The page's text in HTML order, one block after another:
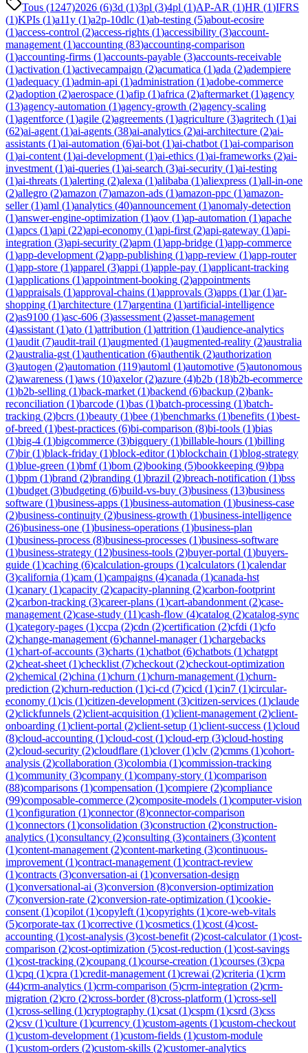
Tous (1247)2026 (6)3d (1)3pl (3)4pl (1)AP-AR (1)HR (1)IFRS
(1)KPIs (1)a11y (1)a2p-10dlc (1)ab-testing (5)about-ecosire
(1)access-control (2)access-rights (1)accessibility (3)account-
management (1)accounting (83)accounting-comparison
(1)accounting-firms (1)accounts-payable (3)accounts-receivable
(1)activation (1)activecampaign (2)acumatica (1)ada (2)adempiere
(1)adequacy (1)admin-api (1)administration (1)adobe-commerce
(2)adoption (2)aerospace (1)afip (1)africa (2)aftermarket (1)agency
(13)agency-automation (1)agency-growth (2)agency-scaling
(1)agentforce (1)agile (2)agreements (1)agriculture (3)agritech (1)ai
(62)ai-agent (1)ai-agents (38)ai-analytics (2)ai-architecture (2)ai-
assistants (1)ai-automation (6)ai-bot (1)ai-chatbot (1)ai-comparison
(1)ai-content (1)ai-development (1)ai-ethics (1)ai-frameworks (2)ai-
investment (1)ai-queries (1)ai-search (3)ai-security (1)ai-testing
(1)ai-threats (1)alerting (2)alexa (1)alibaba (1)aliexpress (1)all-in-one
(2)allegro (2)amazon (7)amazon-ads (1)amazon-ppc (1)amazon-
seller(1)aml (1)analytics (40)announcement (1)anomaly-detection
(1)answer-engine-optimization (1)aov (1)ap-automation (1)apache
(1)apcs (1)api (22)api-economy (1)api-first (2)api-gateway (1)api-
integration (3)api-security (2)apm (1)app-bridge (1)app-commerce
(1)app-development (2)app-publishing (1)app-review (1)app-router
(1)app-store (1)apparel (3)appi (1)apple-pay (1)applicant-tracking
(1)applications (1)appointment-booking (2)appointments
(1)appraisals (1)approval-chains (1)approvals (3)apps (1)ar(1)ar-
shopping (1)architecture (17)argentina (1)artificial-intelligence
(2)as9100 (1)asc-606 (3)assessment (2)asset-management
(4)assistant (1)ato (1)attribution (1)attrition (1)audience-analytics
(1)audit (7)audit-trail (1)augmented (1)augmented-reality (2)australia
(2)australia-gst (1)authentication (6)authentik (2)authorization
(3)autogen (2)automation (119)automl (1)automotive (5)autonomous
(2)awareness (1)aws (10)axelor(2)azure (4)b2b (18)b2b-ecommerce
(1)b2b-selling (1)back-market (1)backend (6)backup (2)bank-
reconciliation (1)barcode (1)bas (1)batch-processing (1)batch-
tracking (2)bcrs (1)beauty (1)bee (1)benchmarks (1)benefits (1)best-
of-breed (1)best-practices (6)bi-comparison (8)bi-tools (1)bias
(1)big-4 (1)bigcommerce (3)bigquery (1)billable-hours (1)billing
(7)bir(1)black-friday (1)block-editor(1)blockchain (1)blog-strategy
(1)blue-green (1)bmf(1)bom (2)booking (5)bookkeeping (9)bpa
(1)bpm (1)brand (2)branding (1)brazil (2)breach-notification (1)bss
(1)budget (3)budgeting (6)build-vs-buy (3)business (13)business
software (1)business-apps (1)business-automation (1)business-case
(2)business-continuity (2)business-growth (1)business-intelligence
(26)business-one (1)business-operations (1)business-plan
(1)business-process (8)business-processes (1)business-software
(1)business-strategy (12)business-tools (2)buyer-portal (1)buyers-
guide (1)caching (6)calculation-groups (1)calculators (1)calendar
(3)california (1)cam (1)campaigns (4)canada (1)canada-hst
(1)canary (1)capacity (2)capacity-planning (2)carbon-footprint
(2)carbon-tracking (3)career-plans (1)cart-abandonment (2)case-
management (2)case-study (11)cash-flow (4)catalog (2)catalog-sync
(1)category-pages (1)ccpa (2)cdn (2)certification (2)cfdi (1)cfo
(2)change-management (6)channel-manager(1)chargebacks
(1)chart-of-accounts (3)charts (1)chatbot (6)chatbots (1)chatgpt
(2)cheat-sheet (1)checklist (7)checkout (2)checkout-optimization
(2)chemical (2)china (1)churn (1)churn-management (1)churn-
prediction (2)churn-reduction (1)ci-cd (7)cicd (1)cin7 (1)circular-
economy (1)cis (1)citizen-development (3)citizen-services (1)claude
(2)clickfunnels (2)client-acquisition (1)client-management (2)client-
onboarding (1)client-portal (2)client-setup (1)client-success (1)cloud
(8)cloud-accounting (1)cloud-cost (1)cloud-erp (3)cloud-hosting
(2)cloud-security (2)cloudflare (1)clover(1)clv (2)cmms (1)cohort-
analysis (2)collaboration (3)colombia (1)commission-tracking
(1)community (3)company (1)company-story (1)comparison
(88)comparisons (1)compensation (1)compiere (2)compliance
(99)composable-commerce (2)composite-models (1)computer-vision
(1)configuration (1)connector(8)connector-comparison
(1)connectors (1)consolidation (3)construction (2)construction-
analytics (1)consultancy (2)consulting (3)containers (3)content
(1)content-management (2)content-marketing (3)continuous-
improvement (1)contract-management (1)contract-review
(1)contracts (3)conversation-ai (1)conversation-design
(1)conversational-ai (3)conversion (8)conversion-optimization
(7)conversion-rate (2)conversion-rate-optimization (1)cookie-
consent (1)copilot (1)copyleft (1)copyrights (1)core-web-vitals
(5)corporate-tax (1)corrective (1)cosmetics (1)cost (4)cost-
accounting (1)cost-analysis (3)cost-benefit (2)cost-calculator(1)cost-
comparison (2)cost-optimization (5)cost-reduction (1)cost-savings
(1)cost-tracking (2)coupang (1)course-creation (1)courses (3)cpa
(1)cpq (1)cpra (1)credit-management (1)crewai (2)criteria (1)crm
(44)crm-analytics (1)crm-comparison (5)crm-integration (2)crm-
migration (2)cro (2)cross-border(8)cross-platform (1)cross-sell
(1)cross-selling (1)cryptography (1)csat (1)cspm (1)csrd (3)css
(2)csv (1)culture (1)currency (1)custom-agents (1)custom-checkout
(1)custom-development (1)custom-fields (1)custom-module
(1)custom-orders (2)custom-skills (2)customer-analytics